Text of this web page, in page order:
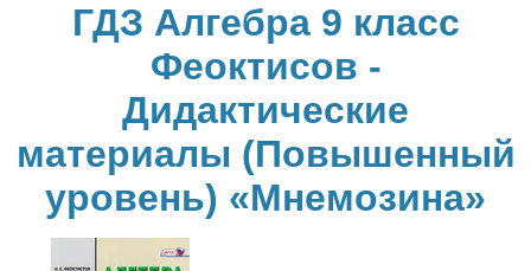
ГДЗ Алгебра 9 класс
Феоктисов -
Дидактические
материалы (Повышенный
уровень) «Мнемозина»